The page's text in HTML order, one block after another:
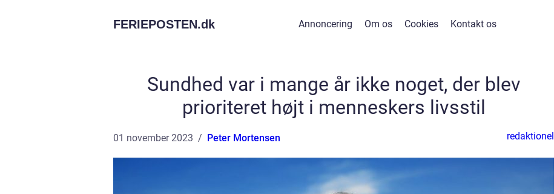
FERIEPOSTEN.dk Annoncering Om os Cookies Kontakt os
Sundhed var i mange år ikke noget, der blev
prioriteret højt i menneskers livsstil
01 november 2023 Peter Mortensen redaktionel